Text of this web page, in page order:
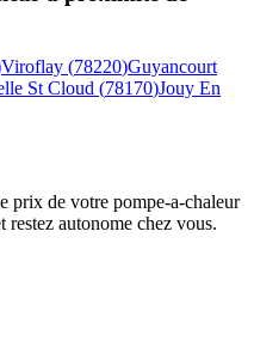
Viroflay (78220)Guyancourt
St Cloud (78170)Jouy En
prix de votre pompe-a-chaleur
restez autonome chez vous.